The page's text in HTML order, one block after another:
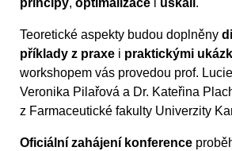
principy, optimalizace úskalí .
Teoretické aspekty budou doplněny
příklady z praxe i praktickými
workshopem vás provedou prof.
Veronika Pilařová a Dr. Kateřina
z Farmaceutické fakulty Univerzity
Oficiální zahájení konference